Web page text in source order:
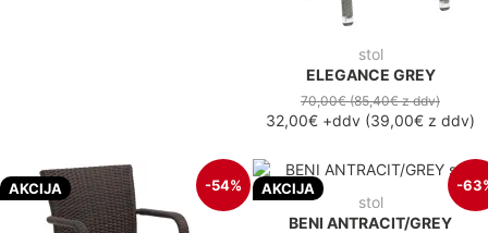
stol
ELEGANCE GREY
70,00€(85,40€z ddv)
32,00€ +ddv (39,00€ z ddv)
AKCIJA -54% AKCIJA -
stol
BENI ANTRACIT/GREY